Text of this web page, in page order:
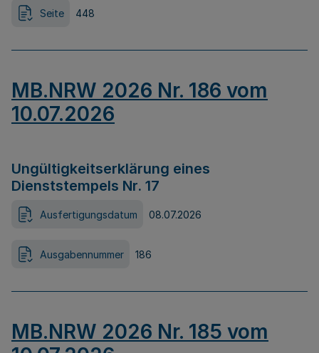
Seite 448
MB.NRW 2026 Nr. 186 vom
10.07.2026
Ungültigkeitserklärung eines
Dienststempels Nr. 17
Ausfertigungsdatum 08.07.2026
Ausgabennummer 186
MB.NRW 2026 Nr. 185 vom